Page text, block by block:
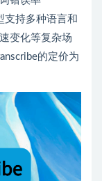
支持多种语言和
变化等复杂场
的定价为